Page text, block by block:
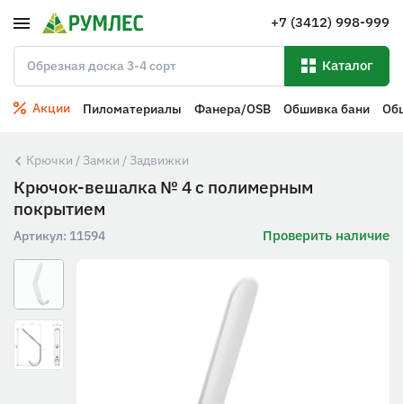
+7 (3412) 998-999
Каталог
Акции Пиломатериалы Фанера/OSB Обшивка бани
Крючки / Замки / Задвижки
Крючок-вешалка № 4 с полимерным
покрытием
Артикул: 11594 Проверить наличие